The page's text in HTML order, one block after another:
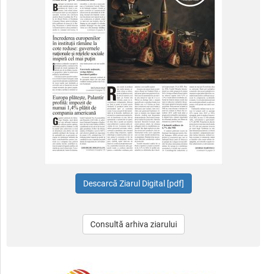
Consultă arhiva ziarului